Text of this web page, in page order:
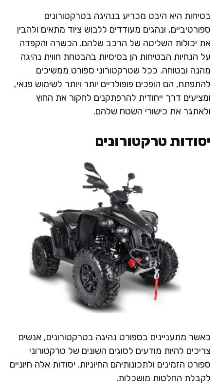
בטיחות היא היבט מכריע בנהיגה בטרקטורונים
ספורטיביים, ונהגים מעודדים ללבוש ציוד מתאים ולהבין
את יכולות השליטה של הרכב שלהם. הכשרה והקפדה
על הנחיות הבטיחות הן בסיסיות בהבטחת חווית נהיגה
מהנה ובטוחה. ככל שטרקטורוני ספורט ממשיכים
להתפתח, הם הופכים פופולריים יותר ויותר לשימוש פנאי,
ומציעים דרך ייחודית להרפתקנים לחקור את החוץ
ולאתגר את כישורי השטח שלהם.
יסודות טרקטורונים
כאשר מתעניינים בספורט נהיגה בטרקטורונים, אנשים
צריכים להיות מודעים לסוגים השונים של טרקטורוני
ספורט הזמינים ולתכונותיהם החיוניות. יסודות אלה חיוניים
לקבלת החלטות מושכלות.